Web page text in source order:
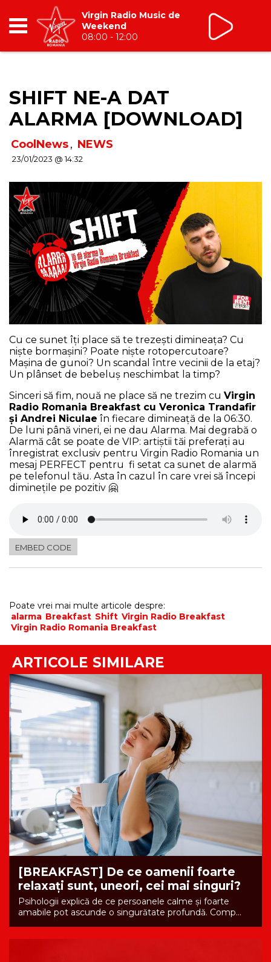
BREAKFAST
CÂȘTIGĂ
HOT 30
DANCEFLOOR CHART
RADIO ACADEMY
NEWS
CONTUL MEU
Virgin Radio Music de
Weekend
08:00 - 12:00
SHIFT NE-A DAT
ALARMA [DOWNLOAD]
CoolNews, NEWS
23/01/2023 @ 14:32
Cu ce sunet îți place să te trezești dimineața? Cu
niște bormașini? Poate niște rotopercutoare?
Mașina de gunoi? Un scandal între vecinii de la etaj?
Un plânset de bebeluș neschimbat la timp?
Sinceri să fim, nouă ne place să ne trezim cu Virgin
Radio Romania Breakfast cu Veronica Trandafir
și Andrei Niculae în fiecare dimineață de la 06:30.
De luni până vineri, ei ne dau Alarma. Mai degrabă o
Alarmă cât se poate de VIP: artiștii tăi preferați au
înregistrat exclusiv pentru Virgin Radio Romania un
mesaj PERFECT pentru fi setat ca sunet de alarmă
pe telefonul tău. Asta în cazul în care vrei să începi
diminețile pe pozitiv 🤗
EMBED CODE
Poate vrei mai multe articole despre:
alarma Breakfast Shift Virgin Radio Breakfast
Virgin Radio Romania Breakfast
ARTICOLE SIMILARE
[BREAKFAST] De ce oamenii foarte
relaxați sunt, uneori, cei mai singuri?
Psihologii explică de ce persoanele calme și foarte
amabile pot ascunde o singurătate profundă. Comp...